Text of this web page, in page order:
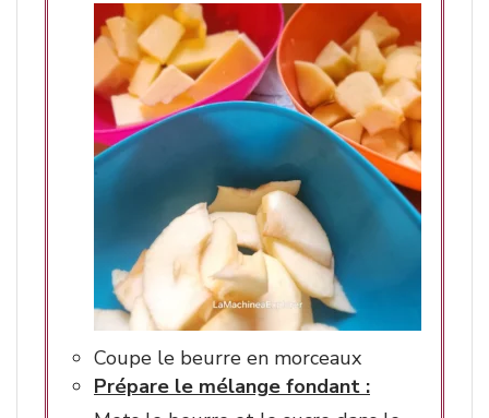
Coupe le beurre en morceaux
Prépare le mélange fondant :